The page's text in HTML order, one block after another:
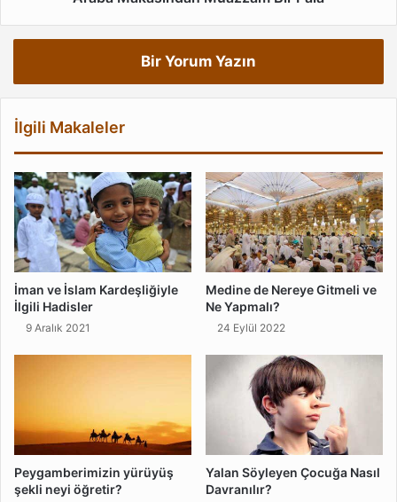
Bir Yorum Yazın
İlgili Makaleler
İman ve İslam Kardeşliğiyle
İlgili Hadisler
9 Aralık 2021
Medine de Nereye Gitmeli ve
Ne Yapmalı?
24 Eylül 2022
Peygamberimizin yürüyüş
şekli neyi öğretir?
Yalan Söyleyen Çocuğa Nasıl
Davranılır?